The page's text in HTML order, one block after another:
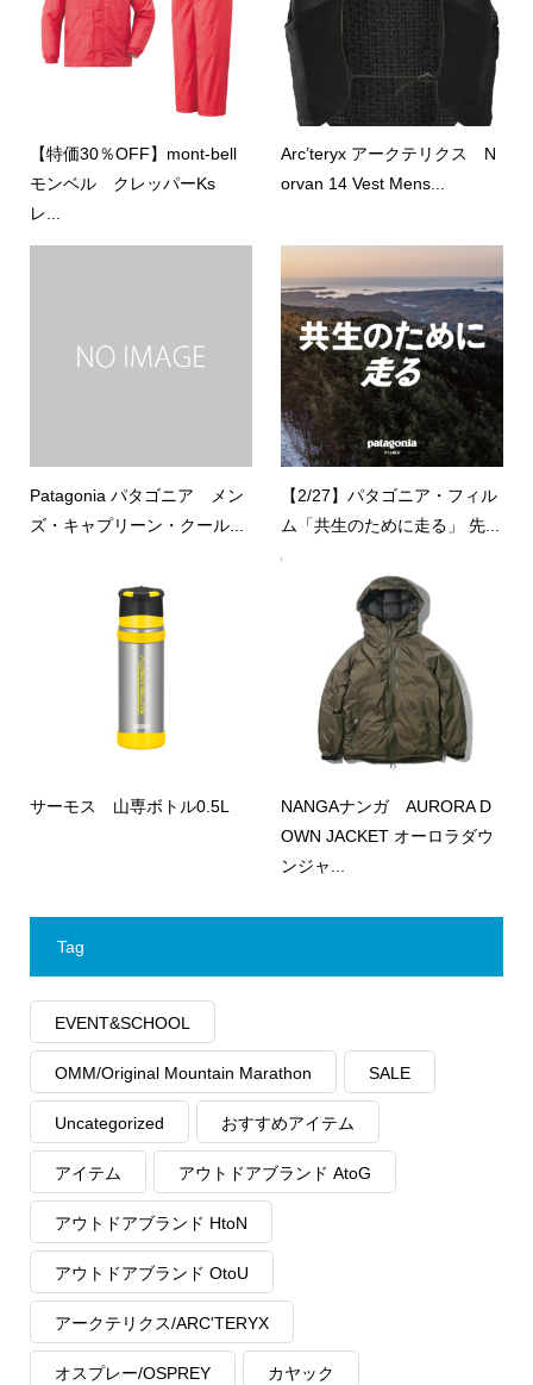
【特価30％OFF】mont-bell
モンベル クレッパーKs
レ...
Arc’teryx アークテリクス N
orvan 14 Vest Mens...
Patagonia パタゴニア メン
ズ・キャプリーン・クール...
【2/27】パタゴニア・フィル
ム「共生のために走る」 先...
サーモス 山専ボトル0.5L
NANGAナンガ AURORA D
OWN JACKET オーロラダウ
ンジャ...
Tag
EVENT&SCHOOL
OMM/Original Mountain Marathon SALE
Uncategorized おすすめアイテム
アイテム アウトドアブランド AtoG
アウトドアブランド HtoN
アウトドアブランド OtoU
アークテリクス/ARC'TERYX
オスプレー/OSPREY カヤック